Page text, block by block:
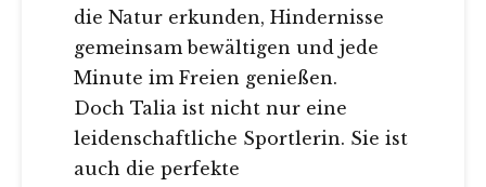
die Natur erkunden, Hindernisse
gemeinsam bewältigen und jede
Minute im Freien genießen.
Doch Talia ist nicht nur eine
leidenschaftliche Sportlerin. Sie ist
auch die perfekte